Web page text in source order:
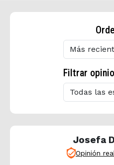
Filtrar
Josefa
Opinión